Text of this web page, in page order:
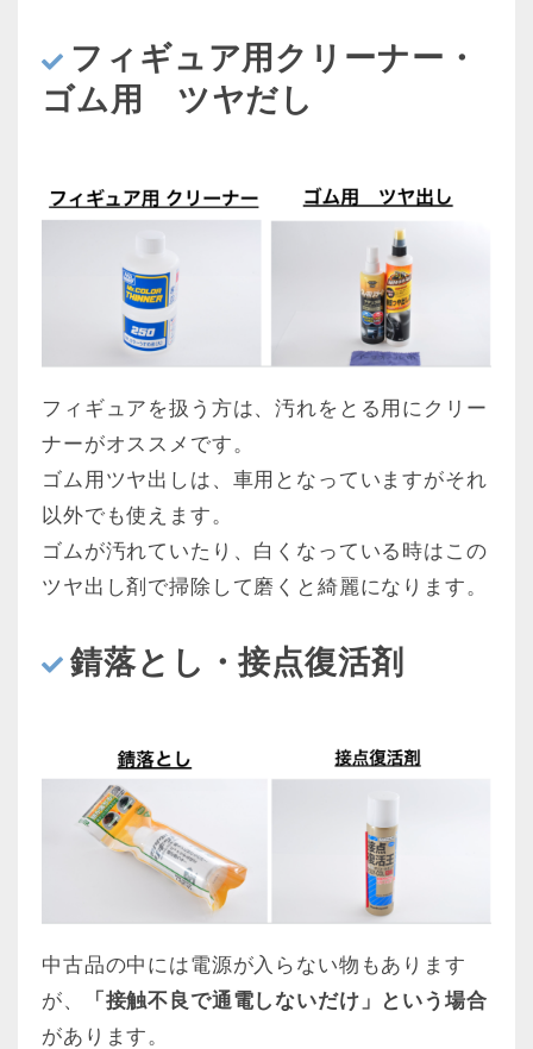
フィギュア用クリーナー・
ゴム用 ツヤだし
フィギュアを扱う方は、汚れをとる用にクリー
ナーがオススメです。
ゴム用ツヤ出しは、車用となっていますがそれ
以外でも使えます。
ゴムが汚れていたり、白くなっている時はこの
ツヤ出し剤で掃除して磨くと綺麗になります。
錆落とし・接点復活剤
中古品の中には電源が入らない物もあります
が、
「接触不良で通電しないだけ」という場合
があります。